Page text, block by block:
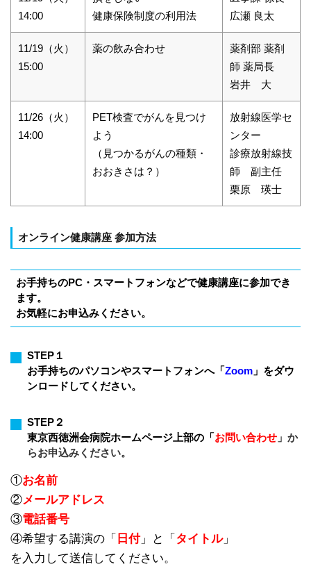
14:00
健康保険制度の利用法
広瀬 良太
11/19（火）
15:00
薬の飲み合わせ
薬剤部 薬剤
師 薬局長
岩井 大
11/26（火）
14:00
PET検査でがんを見つけ
よう
（見つかるがんの種類・
おおきさは？）
放射線医学セ
ンター
診療放射線技
師 副主任
栗原 瑛士
オンライン健康講座 参加方法
お手持ちのPC・スマートフォンなどで健康講座に参加でき
ます。
お気軽にお申込みください。
STEP１
お手持ちのパソコンやスマートフォンへ「Zoom 」をダウ
ンロードしてください。
STEP２
東京西徳洲会病院ホームページ上部の「お問い合わせ 」か
らお申込みください。
①お名前
②メールアドレス
③電話番号
④希望する講演の「 日付」と「 タイトル」
を入力して送信してください。